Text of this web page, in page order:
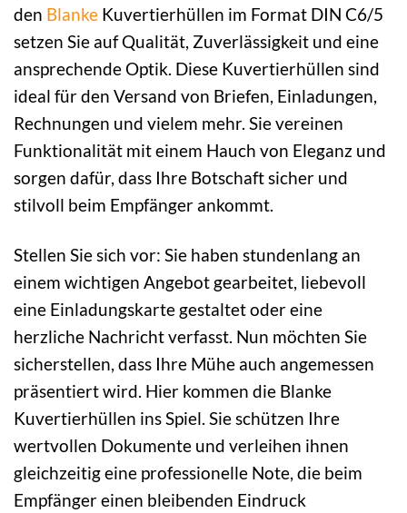
den Blanke Kuvertierhüllen im Format DIN C6/5
setzen Sie auf Qualität, Zuverlässigkeit und eine
ansprechende Optik. Diese Kuvertierhüllen sind
ideal für den Versand von Briefen, Einladungen,
Rechnungen und vielem mehr. Sie vereinen
Funktionalität mit einem Hauch von Eleganz und
sorgen dafür, dass Ihre Botschaft sicher und
stilvoll beim Empfänger ankommt.
Stellen Sie sich vor: Sie haben stundenlang an
einem wichtigen Angebot gearbeitet, liebevoll
eine Einladungskarte gestaltet oder eine
herzliche Nachricht verfasst. Nun möchten Sie
sicherstellen, dass Ihre Mühe auch angemessen
präsentiert wird. Hier kommen die Blanke
Kuvertierhüllen ins Spiel. Sie schützen Ihre
wertvollen Dokumente und verleihen ihnen
gleichzeitig eine professionelle Note, die beim
Empfänger einen bleibenden Eindruck